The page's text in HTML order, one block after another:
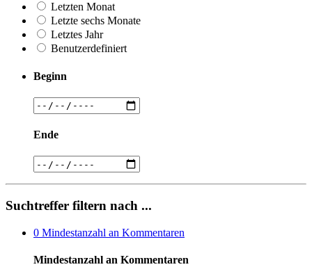
Letzten Monat
Letzte sechs Monate
Letztes Jahr
Benutzerdefiniert
Beginn
Ende
Suchtreffer filtern nach ...
0 Mindestanzahl an Kommentaren
Mindestanzahl an Kommentaren